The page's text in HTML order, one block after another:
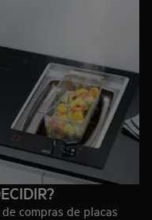
compras de placas